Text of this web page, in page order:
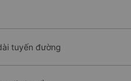
tuyến đường